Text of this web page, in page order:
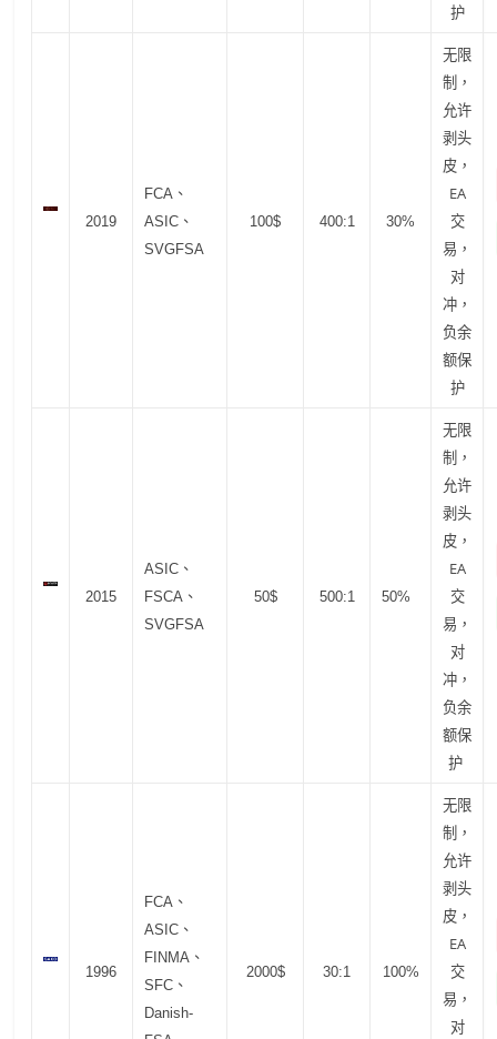
护
2019
FCA、
ASIC、
SVGFSA
100$ 400:1 30%
无限
制，
允许
剥头
皮，
EA
交
易，
对
冲，
负余
额保
护
2015
ASIC、
FSCA、
SVGFSA
50$ 500:1 50%
无限
制，
允许
剥头
皮，
EA
交
易，
对
冲，
负余
额保
护
1996
FCA、
ASIC、
FINMA、
SFC、
Danish-
2000$ 30:1 100%
无限
制，
允许
剥头
皮，
EA
交
易，
对